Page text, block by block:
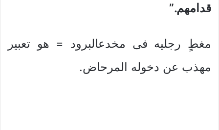
قدامهم.”
مغطٍ رجليه فى مخدعالبرود = هو تعبير
مهذب عن دخوله المرحاض.